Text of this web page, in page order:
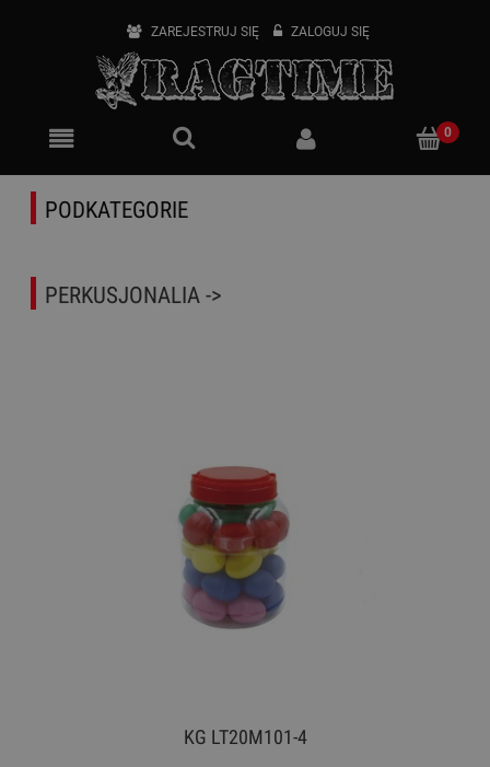
ZAREJESTRUJ SIĘ ZALOGUJ SIĘ
PODKATEGORIE
PERKUSJONALIA ->
KG LT20M101-4